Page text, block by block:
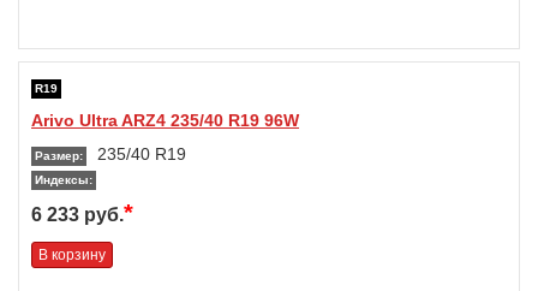
R19
Arivo Ultra ARZ4 235/40 R19 96W
Размер: 235/40 R19
Индексы:
6 233 руб.*
В корзину